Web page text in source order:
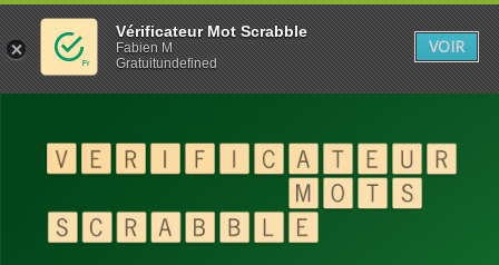
Vérificateur Mot Scrabble
Fabien M
Gratuitundefined
VOIR